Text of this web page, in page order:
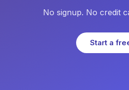
No signup. No credit
Start a